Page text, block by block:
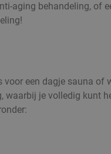
aging behandeling,
een dagje sauna of
waarbij je volledig kunt